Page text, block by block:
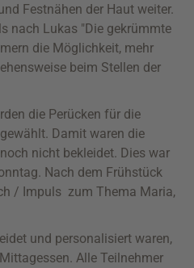
Festnähen der Haut weiter.
nach Lukas "Die gekrümmte
die Möglichkeit, mehr
beim Stellen der
die Perücken für die
Damit waren die
nicht bekleidet. Dies war
Nach dem Frühstück
/ Impuls zum Thema Maria,
und personalisiert waren,
Alle Teilnehmer